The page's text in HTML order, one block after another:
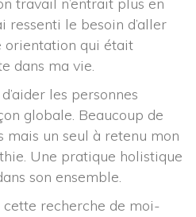
ressenti le besoin d’aller
orientation qui était
dans ma vie.
les personnes
globale. Beaucoup de
mais un seul à retenu mon
Une pratique holistique
son ensemble.
recherche de moi-